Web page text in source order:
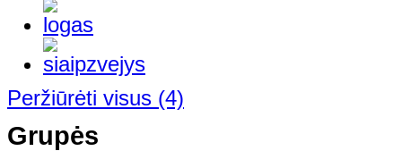
Peržiūrėti visus (4)
Grupės